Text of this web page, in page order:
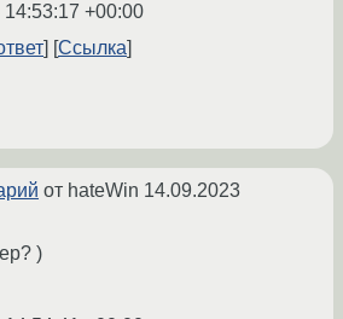
+00:00
Ссылка
от hateWin 14.09.2023
)